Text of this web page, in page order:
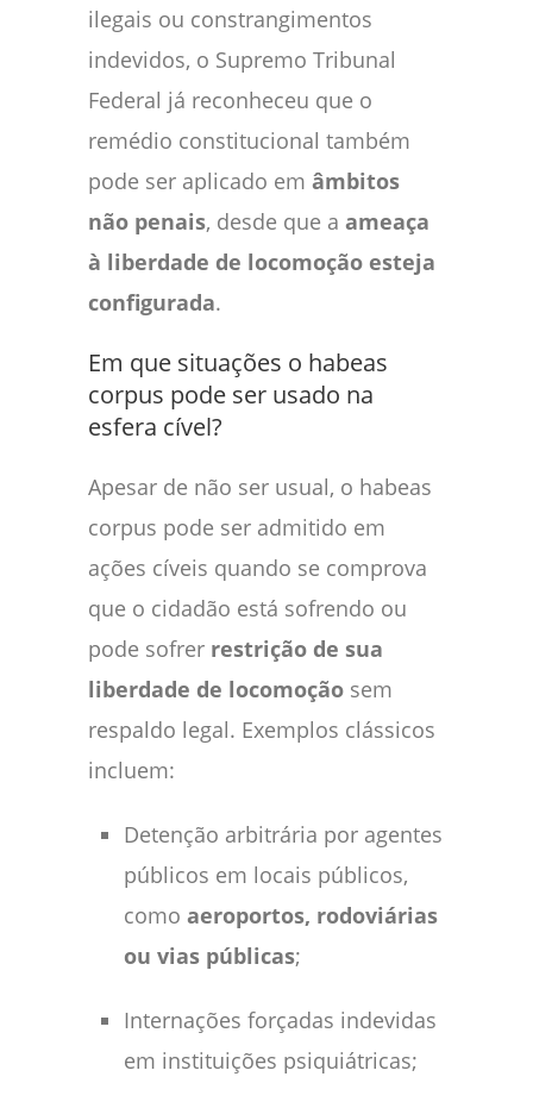
ilegais ou constrangimentos
indevidos, o Supremo Tribunal
Federal já reconheceu que o
remédio constitucional também
pode ser aplicado em âmbitos
não penais, desde que a ameaça
à liberdade de locomoção esteja
configurada.
Em que situações o habeas
corpus pode ser usado na
esfera cível?
Apesar de não ser usual, o habeas
corpus pode ser admitido em
ações cíveis quando se comprova
que o cidadão está sofrendo ou
pode sofrer restrição de sua
liberdade de locomoção sem
respaldo legal. Exemplos clássicos
incluem:
Detenção arbitrária por agentes
públicos em locais públicos,
como aeroportos, rodoviárias
ou vias públicas;
Internações forçadas indevidas
em instituições psiquiátricas;